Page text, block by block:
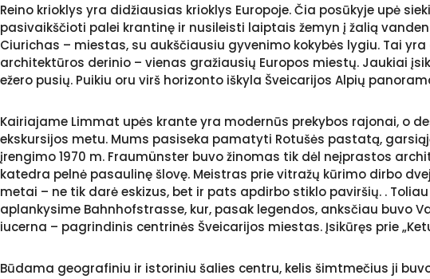
Reino krioklys yra didžiausias krioklys Europoje. Čia posūkyje upė
pasivaikščioti palei krantinę ir nusileisti laiptais žemyn į žalią
Ciurichas – miestas, su aukščiausiu gyvenimo kokybės lygiu. Tai
architektūros derinio – vienas gražiausių Europos miestų. Jaukiai
ežero pusių. Puikiu oru virš horizonto iškyla Šveicarijos Alpių
Kairiajame Limmat upės krante yra modernūs prekybos rajonai, o
ekskursijos metu. Mums pasiseka pamatyti Rotušės pastatą,
įrengimo 1970 m. Fraumünster buvo žinomas tik dėl neįprastos
katedra pelnė pasaulinę šlovę. Meistras prie vitražų kūrimo dirbo
metai – ne tik darė eskizus, bet ir pats apdirbo stiklo paviršių. .
aplankysime Bahnhofstrasse, kur, pasak legendos, anksčiau buvo
iucerna – pagrindinis centrinės Šveicarijos miestas. Įsikūręs prie
Būdama geografiniu ir istoriniu šalies centru, kelis šimtmečius ji